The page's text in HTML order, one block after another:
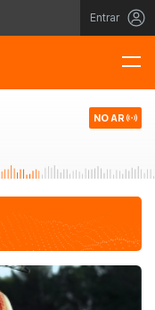
Entrar
NO AR